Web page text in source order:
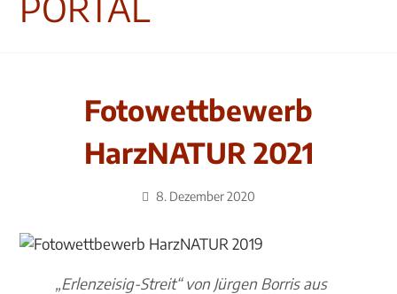
Fotowettbewerb
HarzNATUR 2021
8. Dezember 2020
„Erlenzeisig-Streit“ von Jürgen Borris aus